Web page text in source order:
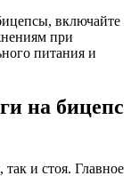
включайте
при
питания и
на бицепс
и стоя. Главное